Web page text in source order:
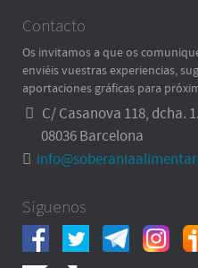
Contacto
Os invitamos a que os
enviéis vuestras experiencias,
aportaciones gráficas para
C/ Casanova 118, dcha.
08036 Barcelona
Síguenos